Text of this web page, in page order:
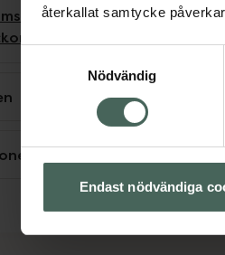
återkallat samtycke
Nödvändig
Endast nödvändiga
och tandpetare